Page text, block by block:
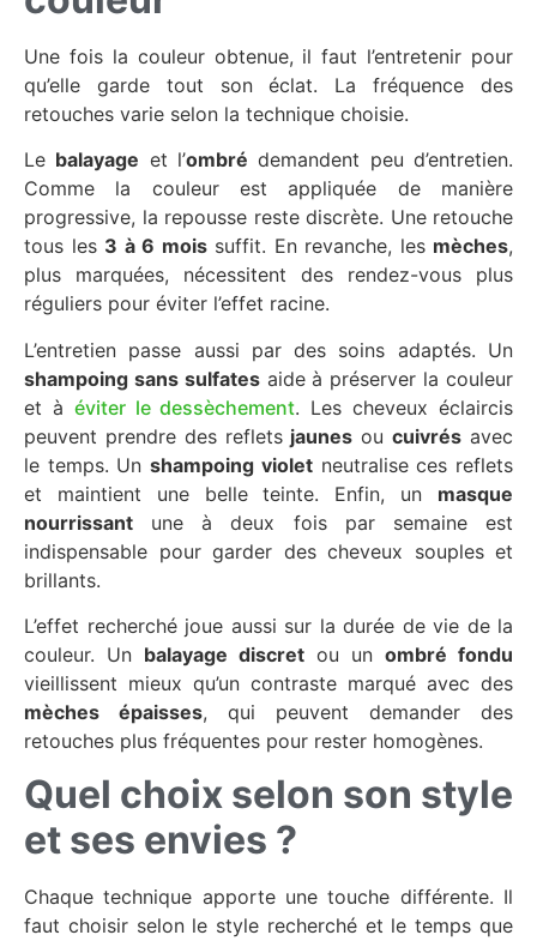
Une fois la couleur obtenue, il faut l’entretenir pour
qu’elle garde tout son éclat. La fréquence des
retouches varie selon la technique choisie.
Le balayage et l’ombré demandent peu d’entretien.
Comme la couleur est appliquée de manière
progressive, la repousse reste discrète. Une retouche
tous les 3 à 6 moissuffit. En revanche, les mèches,
plus marquées, nécessitent des rendez-vous plus
réguliers pour éviter l’effet racine.
L’entretien passe aussi par des soins adaptés. Un
shampoing sans sulfatesaide à préserver la couleur
et à éviter le dessèchement. Les cheveux éclaircis
peuvent prendre des reflets jaunes oucuivrés avec
le temps. Unshampoing violetneutralise ces reflets
et maintient une belle teinte. Enfin, un masque
nourrissant une à deux fois par semaine est
indispensable pour garder des cheveux souples et
brillants.
L’effet recherché joue aussi sur la durée de vie de la
couleur. Un balayage discret ou un ombré fondu
vieillissent mieux qu’un contraste marqué avec des
mèches épaisses, qui peuvent demander des
retouches plus fréquentes pour rester homogènes.
Quel choix selon son style
et ses envies ?
Chaque technique apporte une touche différente. Il
faut choisir selon le style recherché et le temps que